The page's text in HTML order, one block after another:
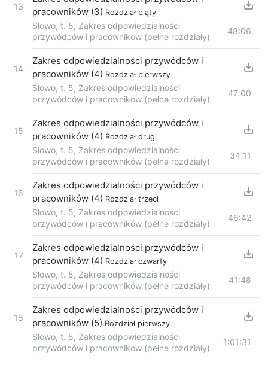
13
pracowników (3) Rozdział piąty
Słowo, t. 5, Zakres odpowiedzialności
przywódców i pracowników (pełne rozdziały)
48:06
14
Zakres odpowiedzialności przywódców i
pracowników (4) Rozdział pierwszy
Słowo, t. 5, Zakres odpowiedzialności
przywódców i pracowników (pełne rozdziały)
47:00
15
Zakres odpowiedzialności przywódców i
pracowników (4) Rozdział drugi
Słowo, t. 5, Zakres odpowiedzialności
przywódców i pracowników (pełne rozdziały)
34:11
16
Zakres odpowiedzialności przywódców i
pracowników (4) Rozdział trzeci
Słowo, t. 5, Zakres odpowiedzialności
przywódców i pracowników (pełne rozdziały)
46:42
17
Zakres odpowiedzialności przywódców i
pracowników (4) Rozdział czwarty
Słowo, t. 5, Zakres odpowiedzialności
przywódców i pracowników (pełne rozdziały)
41:48
18
Zakres odpowiedzialności przywódców i
pracowników (5) Rozdział pierwszy
Słowo, t. 5, Zakres odpowiedzialności
przywódców i pracowników (pełne rozdziały)
1:01:31